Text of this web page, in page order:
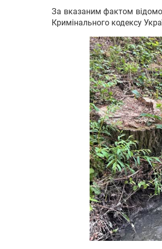
За вказаним фактом
Кримінального кодексу